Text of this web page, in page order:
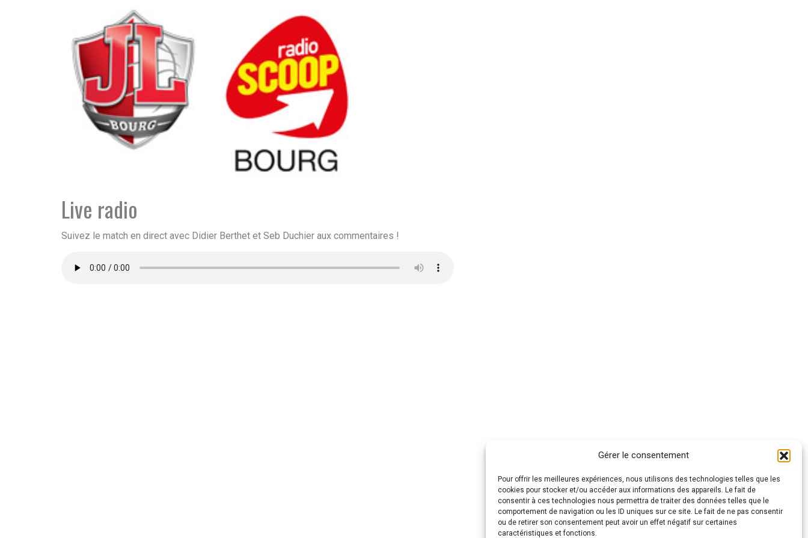
Gérer le consentement
Pour offrir les meilleures expériences, nous utilisons des technologies telles que les
cookies pour stocker et/ou accéder aux informations des appareils. Le fait de
consentir à ces technologies nous permettra de traiter des données telles que le
comportement de navigation ou les ID uniques sur ce site. Le fait de ne pas consentir
ou de retirer son consentement peut avoir un effet négatif sur certaines
caractéristiques et fonctions.
Live radio
Suivez le match en direct avec Didier Berthet et Seb Duchier aux commentaires !